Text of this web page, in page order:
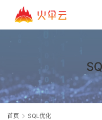
首页 SQL优化